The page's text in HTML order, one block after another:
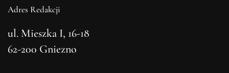
Adres Redakcji
ul. Mieszka I, 16-18
62-200 Gniezno